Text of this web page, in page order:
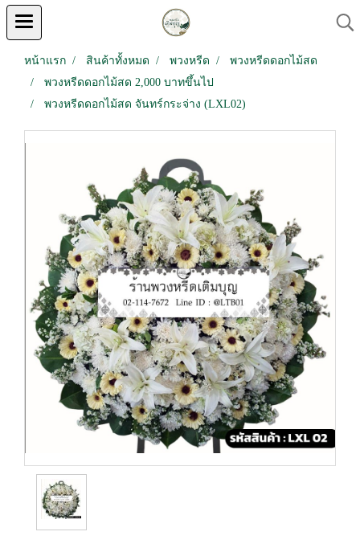
หน้าแรก สินค้าทั้งหมด พวงหรีด
พวงหรีดดอกไม้สด
พวงหรีดดอกไม้สด 2,000 บาทขึ้นไป
พวงหรีดดอกไม้สด จันทร์กระจ่าง (LXL02)